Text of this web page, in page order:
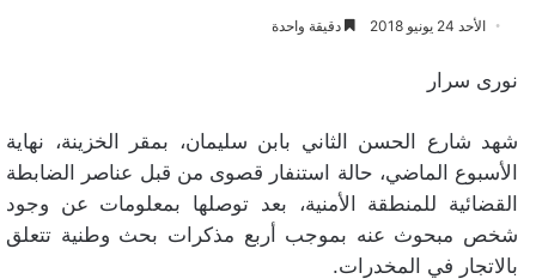
الأحد 24 يونيو 2018 دقيقة واحدة
نورى سرار
شهد شارع الحسن الثاني بابن سليمان، بمقر الخزينة، نهاية
الأسبوع الماضي، حالة استنفار قصوى من قبل عناصر الضابطة
القضائية للمنطقة الأمنية، بعد توصلها بمعلومات عن وجود
شخص مبحوث عنه بموجب أربع مذكرات بحث وطنية تتعلق
بالاتجار في المخدرات.